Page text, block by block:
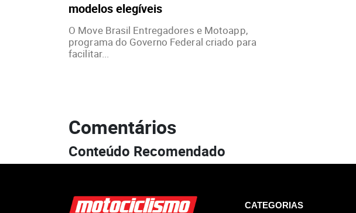
modelos elegíveis
O Move Brasil Entregadores e Motoapp,
programa do Governo Federal criado para
facilitar...
Comentários
Conteúdo Recomendado
CATEGORIAS